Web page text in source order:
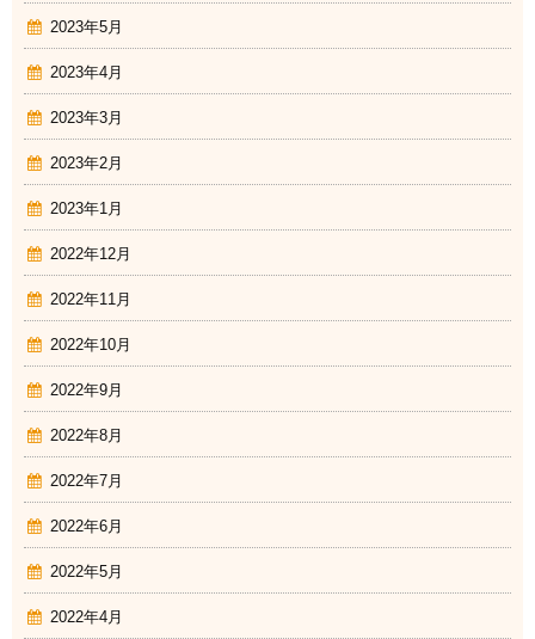
2023年5月
2023年4月
2023年3月
2023年2月
2023年1月
2022年12月
2022年11月
2022年10月
2022年9月
2022年8月
2022年7月
2022年6月
2022年5月
2022年4月